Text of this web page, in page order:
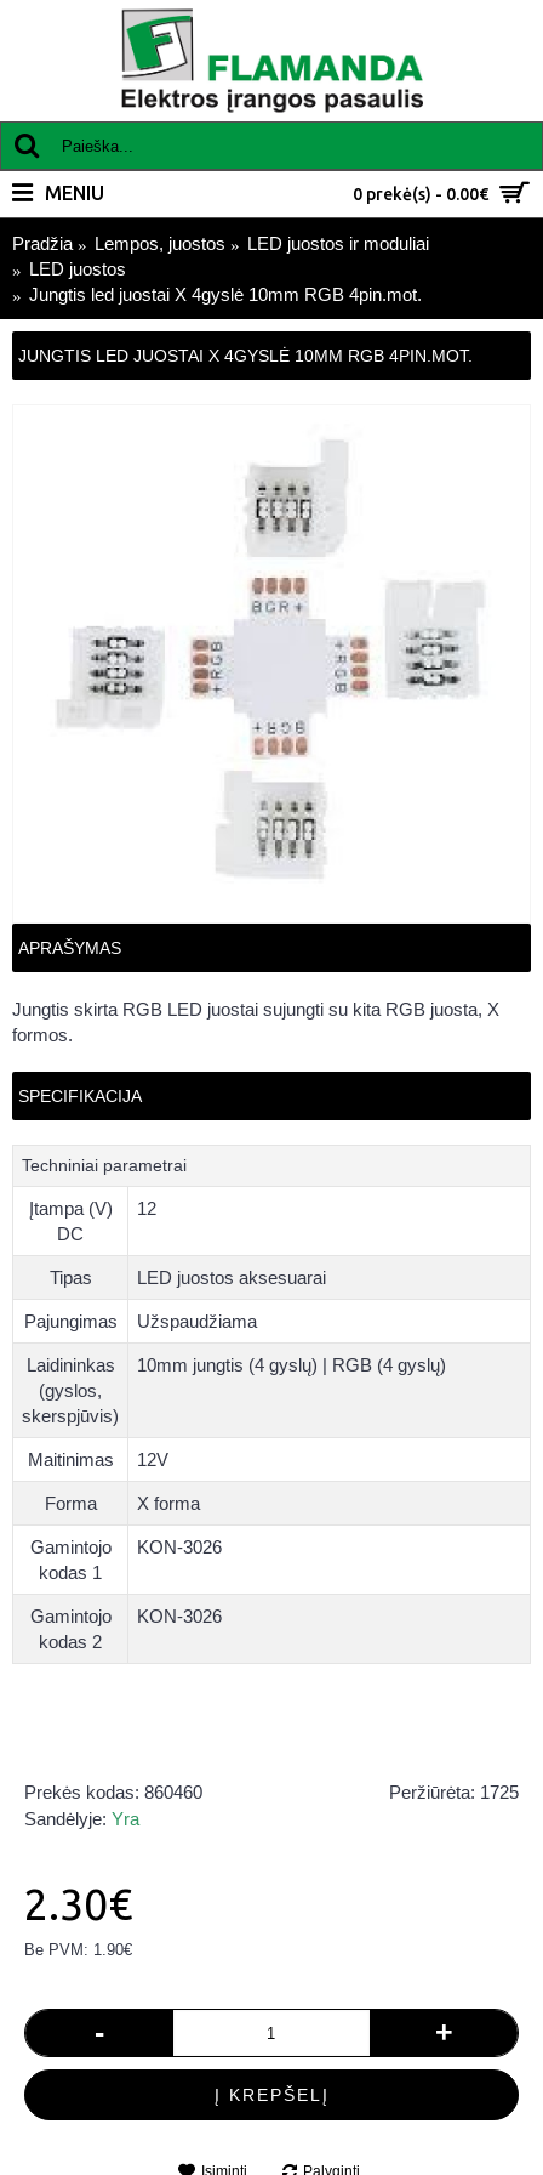
0 prekė(s) - 0.00€
MENIU
Pradžia Lempos, juostos
LED juostos ir moduliai
LED juostos
Jungtis led juostai X 4gyslė 10mm RGB 4pin.mot.
JUNGTIS LED JUOSTAI X 4GYSLĖ 10MM RGB 4PIN.MOT.
APRAŠYMAS
Jungtis skirta RGB LED juostai sujungti su kita RGB juosta, X
formos.
SPECIFIKACIJA
Techniniai parametrai
Įtampa (V)
DC
12
Tipas LED juostos aksesuarai
Pajungimas Užspaudžiama
Laidininkas
(gyslos,
skerspjūvis)
10mm jungtis (4 gyslų) | RGB (4 gyslų)
Maitinimas 12V
Forma X forma
Gamintojo
kodas 1
KON-3026
Gamintojo
kodas 2
KON-3026
Peržiūrėta: 1725
Prekės kodas: 860460
Sandėlyje: Yra
2.30€
Be PVM: 1.90€
- +
Į KREPŠELĮ
Įsiminti Palyginti